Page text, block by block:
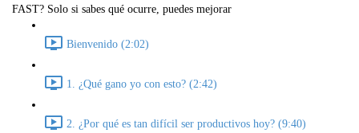
FAST? Solo si sabes qué ocurre, puedes mejorar
Bienvenido (2:02)
1. ¿Qué gano yo con esto? (2:42)
2. ¿Por qué es tan difícil ser productivos hoy? (9:40)